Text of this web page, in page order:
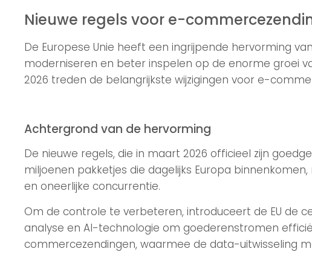
Nieuwe regels voor e-
De Europese Unie heeft een ingrijpende hervorming
moderniseren en beter inspelen op de enorme groei
2026 treden de belangrijkste wijzigingen voor e-
Achtergrond van de hervorming
De nieuwe regels, die in maart 2026 officieel zijn
miljoenen pakketjes die dagelijks Europa
en oneerlijke concurrentie.
Om de controle te verbeteren, introduceert de EU de
analyse en AI-technologie om goederenstromen
commercezendingen, waarmee de data-uitwisseling